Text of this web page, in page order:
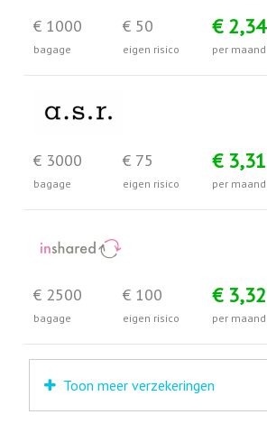
€ 1000
bagage
€ 50
eigen risico
€ 2,34
per maand
€ 3000
bagage
€ 75
eigen risico
€ 3,31
per maand
€ 2500
bagage
€ 100
eigen risico
€ 3,32
per maand
Toon meer verzekeringen